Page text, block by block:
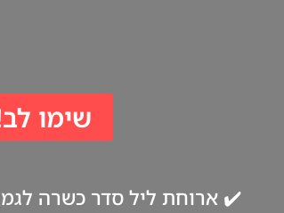
שימו
✔️ ארוחת ליל סדר כשרה